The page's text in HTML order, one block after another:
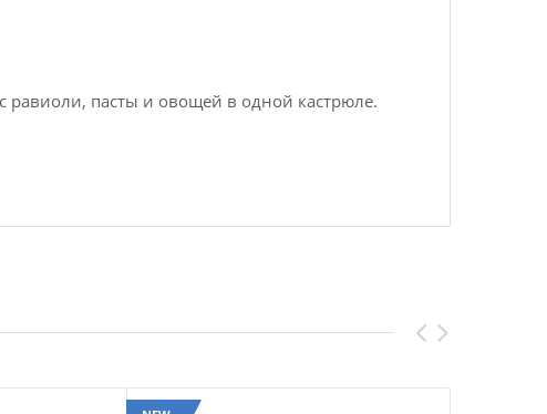
равиоли, пасты и овощей в одной кастрюле.